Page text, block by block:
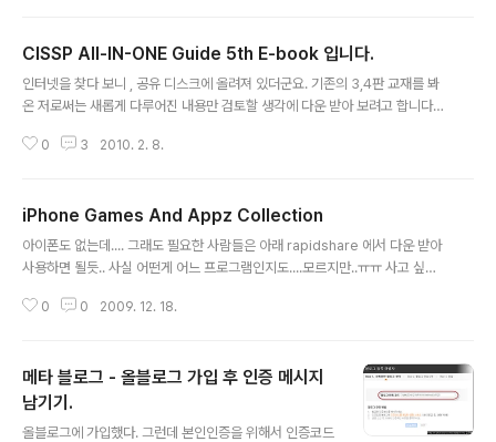
CISSP All-IN-ONE Guide 5th E-book 입니다.
인터넷을 찾다 보니 , 공유 디스크에 올려져 있더군요. 기존의 3,4판 교재를 봐
온 저로써는 새롭게 다루어진 내용만 검토할 생각에 다운 받아 보려고 합니다
해 보셨던 분들이 한번 전체적으로 보심 좋을 듯 합니다. Rapidshare: http://
8549/CISSP_All_in_One_Exam_Guide_5th_Edition-TACTiLE.part2.
rar http://rapidshare.com/files/34..
0 3 2010. 2. 8.
iPhone Games And Appz Collection
아이폰도 없는데.... 그래도 필요한 사람들은 아래 rapidshare 에서 다운 받아
사용하면 될듯.. 사실 어떤게 어느 프로그램인지도....모르지만..ㅠㅠ 사고 싶다..
남은지라..위약하믄 약 40만원정도를 토해내야하기 때문에... Games 18Ga
Labyrinth 2 v1.0.0 Minigore v1.20 ‘S-Gold v1.1.1 Wormsiphone v2.
0 Appz: Amsterdam v1..
0 0 2009. 12. 18.
메타 블로그 - 올블로그 가입 후 인증 메시지
남기기.
올블로그에 가입했다. 그런데 본인인증을 위해서 인증코드